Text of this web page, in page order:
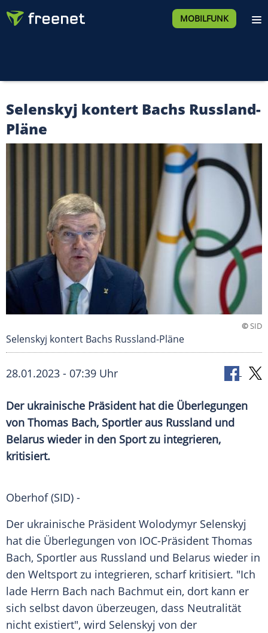
MOBILFUNK
Selenskyj kontert Bachs Russland-
Pläne
©SID
Selenskyj kontert Bachs Russland-Pläne
28.01.2023 - 07:39 Uhr
Der ukrainische Präsident hat die Überlegungen
von Thomas Bach, Sportler aus Russland und
Belarus wieder in den Sport zu integrieren,
kritisiert.
Oberhof (SID) -
Der ukrainische Präsident Wolodymyr Selenskyj
hat die Überlegungen von IOC-Präsident Thomas
Bach, Sportler aus Russland und Belarus wieder in
den Weltsport zu integrieren, scharf kritisiert. "Ich
lade Herrn Bach nach Bachmut ein, dort kann er
sich selbst davon überzeugen, dass Neutralität
nicht existiert", wird Selenskyj von der